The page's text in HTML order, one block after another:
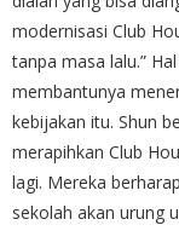
modernisasi Club
tanpa masa lalu.”
membantunya
kebijakan itu. Shun
merapihkan Club
lagi. Mereka
sekolah akan urung